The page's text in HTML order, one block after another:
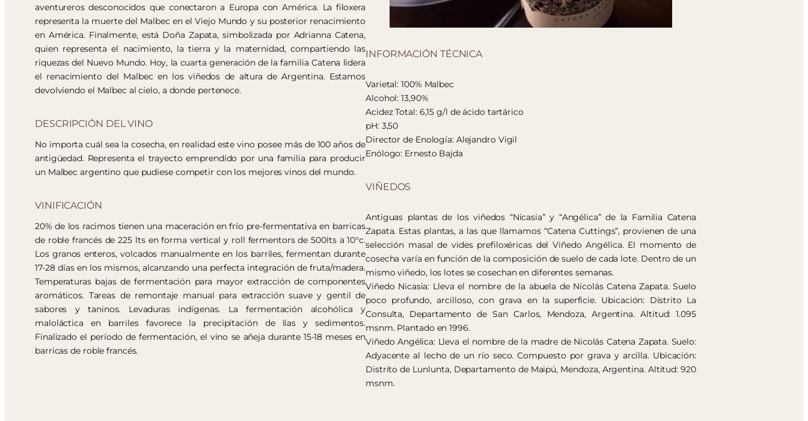
aventureros desconocidos que conectaron a Europa con América. La filoxera
representa la muerte del Malbec en el Viejo Mundo y su posterior renacimiento
en América. Finalmente, está Doña Zapata, simbolizada por Adrianna Catena,
quien representa el nacimiento, la tierra y la maternidad, compartiendo las
riquezas del Nuevo Mundo. Hoy, la cuarta generación de la familia Catena lidera
el renacimiento del Malbec en los viñedos de altura de Argentina. Estamos
devolviendo el Malbec al cielo, a donde pertenece.
DESCRIPCIÓN DEL VINO
No importa cuál sea la cosecha, en realidad este vino posee más de 100 años de
antigüedad. Representa el trayecto emprendido por una familia para producir
un Malbec argentino que pudiese competir con los mejores vinos del mundo.
VINIFICACIÓN
20% de los racimos tienen una maceración en frío pre-fermentativa en barricas
de roble francés de 225 lts en forma vertical y roll fermentors de 500lts a 10°c.
Los granos enteros, volcados manualmente en los barriles, fermentan durante
17-28 días en los mismos, alcanzando una perfecta integración de fruta/madera.
Temperaturas bajas de fermentación para mayor extracción de componentes
aromáticos. Tareas de remontaje manual para extracción suave y gentil de
sabores y taninos. Levaduras indígenas. La fermentación alcohólica y
maloláctica en barriles favorece la precipitación de lías y sedimentos.
Finalizado el período de fermentación, el vino se añeja durante 15-18 meses en
barricas de roble francés.
INFORMACIÓN TÉCNICA
Varietal: 100% Malbec
Alcohol: 13,90%
Acidez Total: 6,15 g/l de ácido tartárico
pH: 3,50
Director de Enología: Alejandro Vigil
Enólogo: Ernesto Bajda
VIÑEDOS
Antiguas plantas de los viñedos “Nicasia” y “Angélica” de la Familia Catena
Zapata. Estas plantas, a las que llamamos “Catena Cuttings”, provienen de una
selección masal de vides prefiloxéricas del Viñedo Angélica. El momento de
cosecha varía en función de la composición de suelo de cada lote. Dentro de un
mismo viñedo, los lotes se cosechan en diferentes semanas.
Viñedo Nicasia: Lleva el nombre de la abuela de Nicolás Catena Zapata. Suelo
poco profundo, arcilloso, con grava en la superficie. Ubicación: Distrito La
Consulta, Departamento de San Carlos, Mendoza, Argentina. Altitud: 1.095
msnm. Plantado en 1996.
Viñedo Angélica: Lleva el nombre de la madre de Nicolás Catena Zapata. Suelo:
Adyacente al lecho de un río seco. Compuesto por grava y arcilla. Ubicación:
Distrito de Lunlunta, Departamento de Maipú, Mendoza, Argentina. Altitud: 920
msnm.